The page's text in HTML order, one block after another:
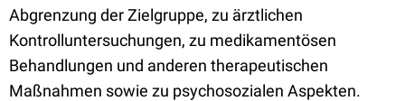
Abgrenzung der Zielgruppe, zu ärztlichen
Kontrolluntersuchungen, zu medikamentösen
Behandlungen und anderen therapeutischen
Maßnahmen sowie zu psychosozialen Aspekten.